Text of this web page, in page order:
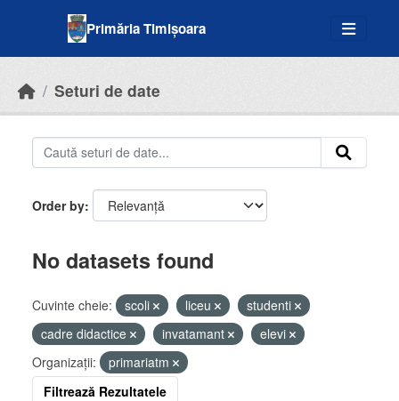
Primăria Timișoara
Seturi de date
Order by
No datasets found
Cuvinte cheie: scoli liceu
studenti
cadre didactice
invatamant
elevi
Organizații:
primariatm
Filtrează Rezultatele